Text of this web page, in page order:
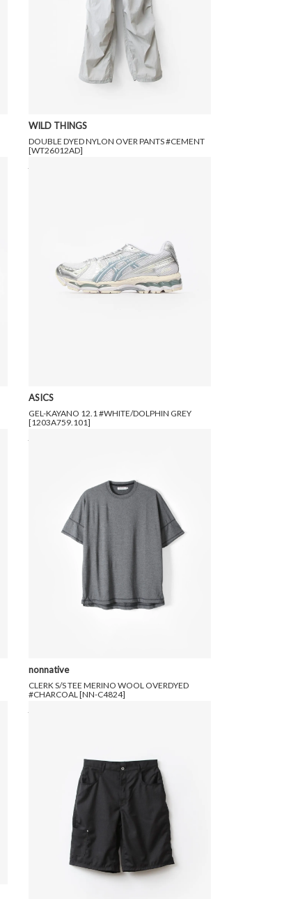
WILD THINGS
DOUBLE DYED NYLON OVER PANTS #CEMENT
[WT26012AD]
20,900円(税込)
ASICS
GEL-KAYANO 12.1 #WHITE/DOLPHIN GREY
[1203A759.101]
22,000円(税込)
nonnative
CLERK S/S TEE MERINO WOOL OVERDYED
#CHARCOAL [NN-C4824]
29,700円(税込)